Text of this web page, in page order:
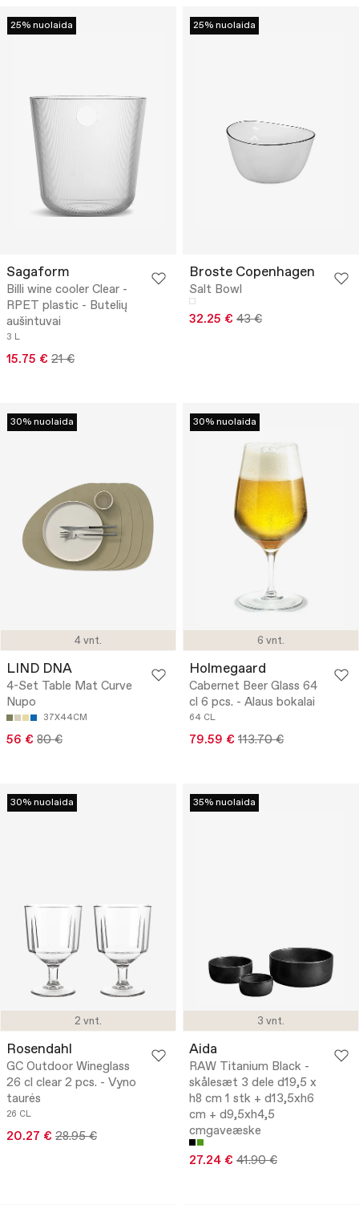
25% nuolaida
Sagaform
Billi wine cooler Clear -
RPET plastic - Butelių
aušintuvai
3 L
15.75 € 21 €
25% nuolaida
Broste Copenhagen
Salt Bowl
32.25 € 43 €
4 vnt.
30% nuolaida
LIND DNA
4-Set Table Mat Curve
Nupo
37X44CM
56 € 80 €
6 vnt.
30% nuolaida
Holmegaard
Cabernet Beer Glass 64
cl 6 pcs. - Alaus bokalai
64 CL
79.59 € 113.70 €
2 vnt.
30% nuolaida
Rosendahl
GC Outdoor Wineglass
26 cl clear 2 pcs. - Vyno
taurės
26 CL
20.27 € 28.95 €
3 vnt.
35% nuolaida
Aida
RAW Titanium Black -
skålesæt 3 dele d19,5 x
h8 cm 1 stk + d13,5xh6
cm + d9,5xh4,5
cmgaveæske
27.24 € 41.90 €